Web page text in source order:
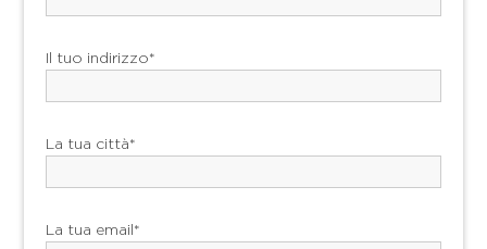
Il tuo indirizzo*
La tua città*
La tua email*